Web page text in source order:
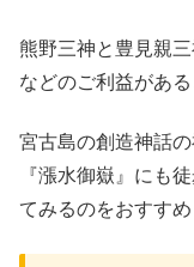
熊野三神と豊見親
などのご利益があ
宮古島の創造神話
『漲水御嶽』にも
てみるのをおすすめ